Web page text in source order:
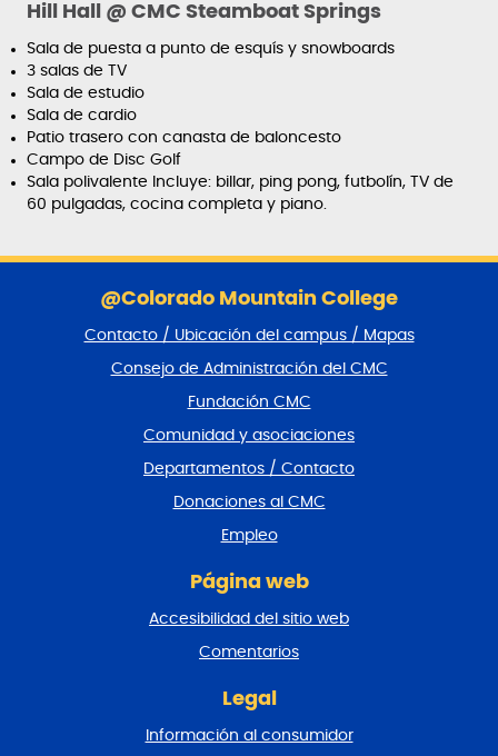
Hill Hall @ CMC Steamboat Springs
Sala de puesta a punto de esquís y snowboards
3 salas de TV
Sala de estudio
Sala de cardio
Patio trasero con canasta de baloncesto
Campo de Disc Golf
Sala polivalente Incluye: billar, ping pong, futbolín, TV de
60 pulgadas, cocina completa y piano.
@Colorado Mountain College
Contacto / Ubicación del campus / Mapas
Consejo de Administración del CMC
Fundación CMC
Comunidad y asociaciones
Departamentos / Contacto
Donaciones al CMC
Empleo
Página web
Accesibilidad del sitio web
Comentarios
Legal
Información al consumidor